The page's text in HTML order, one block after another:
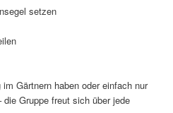
setzen
Gärtnern haben oder einfach nur
Gruppe freut sich über jede